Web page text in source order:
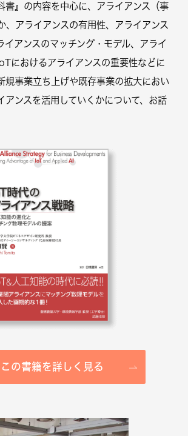
書』の内容を中心に、アライアンス（事
、アライアンスの有用性、アライアンス
イアンスのマッチング・モデル、アライ
におけるアライアンスの重要性などに
規事業立ち上げや既存事業の拡大におい
アンスを活用していくかについて、お話
この書籍を詳しく見る